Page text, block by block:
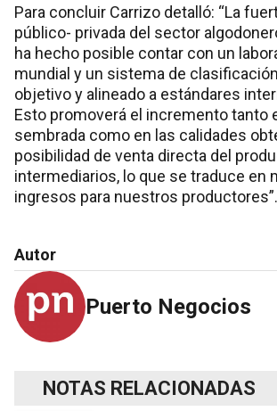
Para concluir Carrizo detalló: “La
público- privada del sector
ha hecho posible contar con un
mundial y un sistema de
objetivo y alineado a estándares
Esto promoverá el incremento tanto
sembrada como en las calidades
posibilidad de venta directa del
intermediarios, lo que se traduce en
ingresos para nuestros productores”.
Autor
Puerto Negocios
NOTAS RELACIONADAS